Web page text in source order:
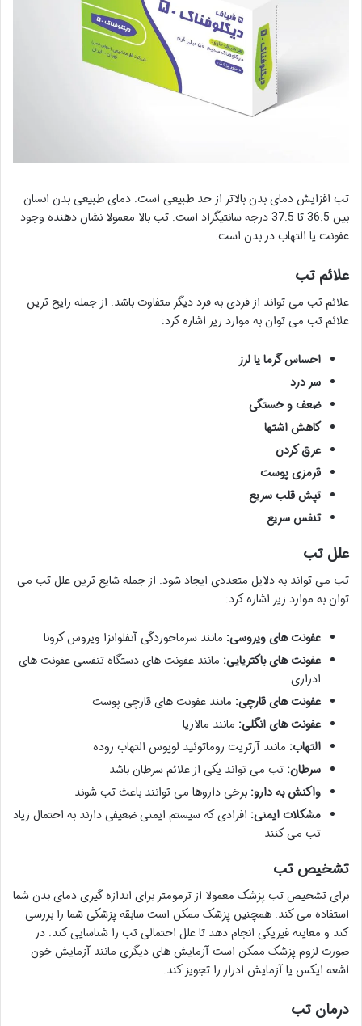
تب افزایش دمای بدن بالاتر از حد طبیعی است. دمای طبیعی بدن انسان
بین 36.5 تا 37.5 درجه سانتیگراد است. تب بالا معمولا نشان دهنده وجود
عفونت یا التهاب در بدن است.
علائم تب
علائم تب می تواند از فردی به فرد دیگر متفاوت باشد. از جمله رایج ترین
علائم تب می توان به موارد زیر اشاره کرد:
احساس گرما یا لرز
سر درد
ضعف و خستگی
کاهش اشتها
عرق کردن
قرمزی پوست
تپش قلب سریع
تنفس سریع
علل تب
تب می تواند به دلایل متعددی ایجاد شود. از جمله شایع ترین علل تب می
توان به موارد زیر اشاره کرد:
عفونت های ویروسی: مانند سرماخوردگی آنفلوانزا ویروس کرونا
عفونت های باکتریایی: مانند عفونت های دستگاه تنفسی عفونت های
ادراری
عفونت های قارچی: مانند عفونت های قارچی پوست
عفونت های انگلی: مانند مالاریا
التهاب: مانند آرتریت روماتوئید لوپوس التهاب روده
سرطان: تب می تواند یکی از علائم سرطان باشد
واکنش به دارو: برخی داروها می توانند باعث تب شوند
مشکلات ایمنی: افرادی که سیستم ایمنی ضعیفی دارند به احتمال زیاد
تب می کنند
تشخیص تب
برای تشخیص تب پزشک معمولا از ترمومتر برای اندازه گیری دمای بدن شما
استفاده می کند. همچنین پزشک ممکن است سابقه پزشکی شما را بررسی
کند و معاینه فیزیکی انجام دهد تا علل احتمالی تب را شناسایی کند. در
صورت لزوم پزشک ممکن است آزمایش های دیگری مانند آزمایش خون
اشعه ایکس یا آزمایش ادرار را تجویز کند.
درمان تب